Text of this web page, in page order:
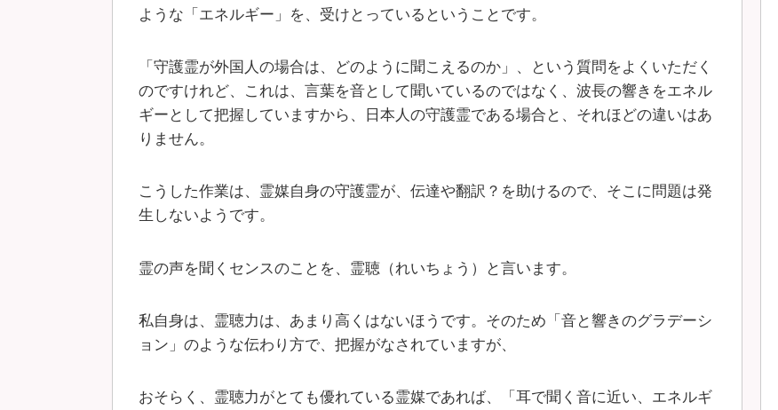
ような「エネルギー」を、受けとっているということです。
「守護霊が外国人の場合は、どのように聞こえるのか」、という質問をよくいただく
のですけれど、これは、言葉を音として聞いているのではなく、波長の響きをエネル
ギーとして把握していますから、日本人の守護霊である場合と、それほどの違いはあ
りません。
こうした作業は、霊媒自身の守護霊が、伝達や翻訳？を助けるので、そこに問題は発
生しないようです。
霊の声を聞くセンスのことを、霊聴（れいちょう）と言います。
私自身は、霊聴力は、あまり高くはないほうです。そのため「音と響きのグラデーシ
ョン」のような伝わり方で、把握がなされていますが、
おそらく、霊聴力がとても優れている霊媒であれば、「耳で聞く音に近い、エネルギ